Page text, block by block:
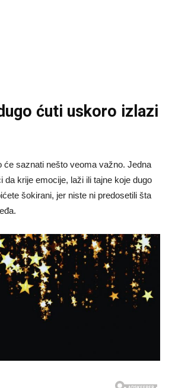
ćuti uskoro izlazi
će saznati nešto veoma važno. Jedna
da krije emocije, laži ili tajne koje dugo
šokirani, jer niste ni predosetili šta